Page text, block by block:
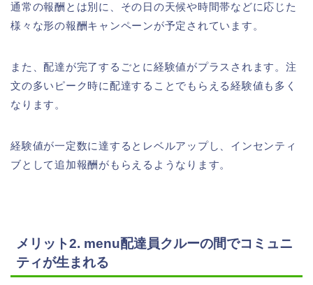
通常の報酬とは別に、その日の天候や時間帯などに応じた
様々な形の報酬キャンペーンが予定されています。
また、配達が完了するごとに経験値がプラスされます。注
文の多いピーク時に配達することでもらえる経験値も多く
なります。
経験値が一定数に達するとレベルアップし、インセンティ
ブとして追加報酬がもらえるようなります。
メリット2. menu配達員クルーの間でコミュニ
ティが生まれる